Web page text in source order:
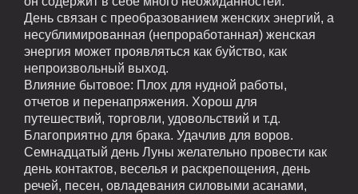
День связан с преобразованием женских энергий, а
несублимированная (непроработанная) женская
энергия может проявляться как буйство, как
непроизвольный выход.
Влияние бытовое: Плох для нудной работы,
отчетов и перенапряжения. Хорош для
путешествий, торговли, удовольствий и т.д.
Благоприятно для брака. Удачлив для воров.
Семнадцатый день Луны желательно провести как
день контактов, веселья и раскрепощения, день
речей, песен, овладевания силовыми асанами,